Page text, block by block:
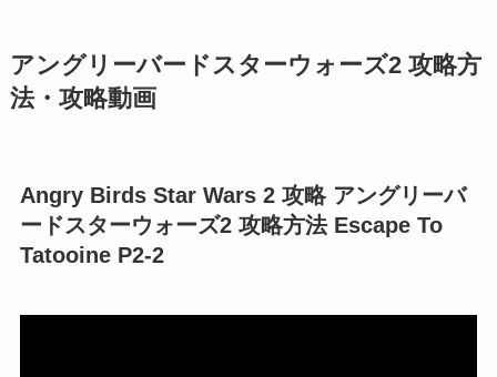
アングリーバードスターウォーズ2 攻略方
法・攻略動画
Angry Birds Star Wars 2 攻略 アングリーバ
ードスターウォーズ2 攻略方法 Escape To
Tatooine P2-2